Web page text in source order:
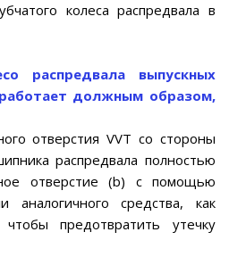
колеса распредвала в
распредвала выпускных
должным образом,
отверстия VVT со стороны
распредвала полностью
отверстие (b) с помощью
средства, как
предотвратить утечку